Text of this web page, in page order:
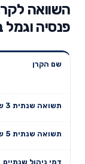
השוואה
פנסיה